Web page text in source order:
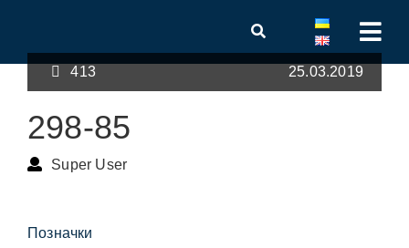
413 25.03.2019
298-85
Super User
Позначки